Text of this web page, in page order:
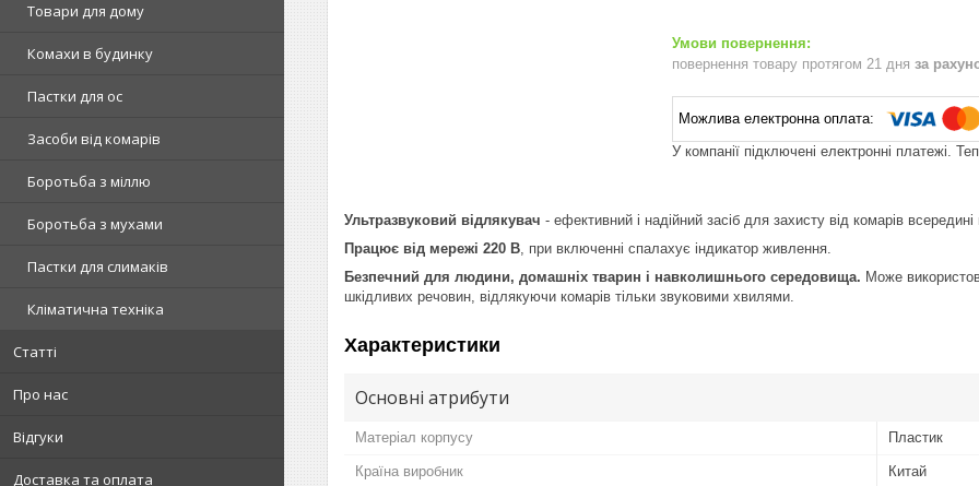
Товари для дому
Комахи в будинку
Пастки для ос
Засоби від комарів
Боротьба з міллю
Боротьба з мухами
Пастки для слимаків
Кліматична техніка
Статті
Про нас
Відгуки
Доставка та оплата
повернення товару протягом 21 дня за
У компанії підключені електронні платежі.
Ультразвуковий відлякувач - ефективний і надійний засіб для захисту від комарів
Працює від мережі 220 В , при включенні спалахує індикатор живлення.
Безпечний для людини, домашніх тварин і навколишнього середовища. Може
шкідливих речовин, відлякуючи комарів тільки звуковими хвилями.
Характеристики
Основні атрибути
Матеріал корпусу Пластик
Країна виробник Китай